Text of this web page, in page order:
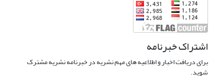
اشتراک خبرنامه
برای دریافت اخبار و اطلاعیه های مهم نشریه در خبرنامه نشریه مشترک
شوید.